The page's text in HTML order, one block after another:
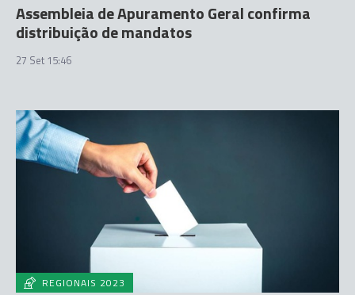
Assembleia de Apuramento Geral confirma
distribuição de mandatos
27 Set 15:46
REGIONAIS 2023